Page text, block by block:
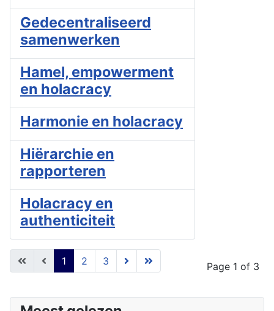
Gedecentraliseerd
samenwerken
Hamel, empowerment
en holacracy
Harmonie en holacracy
Hiërarchie en
rapporteren
Holacracy en
authenticiteit
Page 1 of 3
1 2 3